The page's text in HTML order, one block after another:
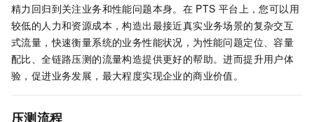
精力回归到关注业务和性能问题本身。在 PTS 平台上，您可以用
较低的人力和资源成本，构造出最接近真实业务场景的复杂交互
式流量，快速衡量系统的业务性能状况，为性能问题定位、容量
配比、全链路压测的流量构造提供更好的帮助。进而提升用户体
验，促进业务发展，最大程度实现企业的商业价值。
压测流程